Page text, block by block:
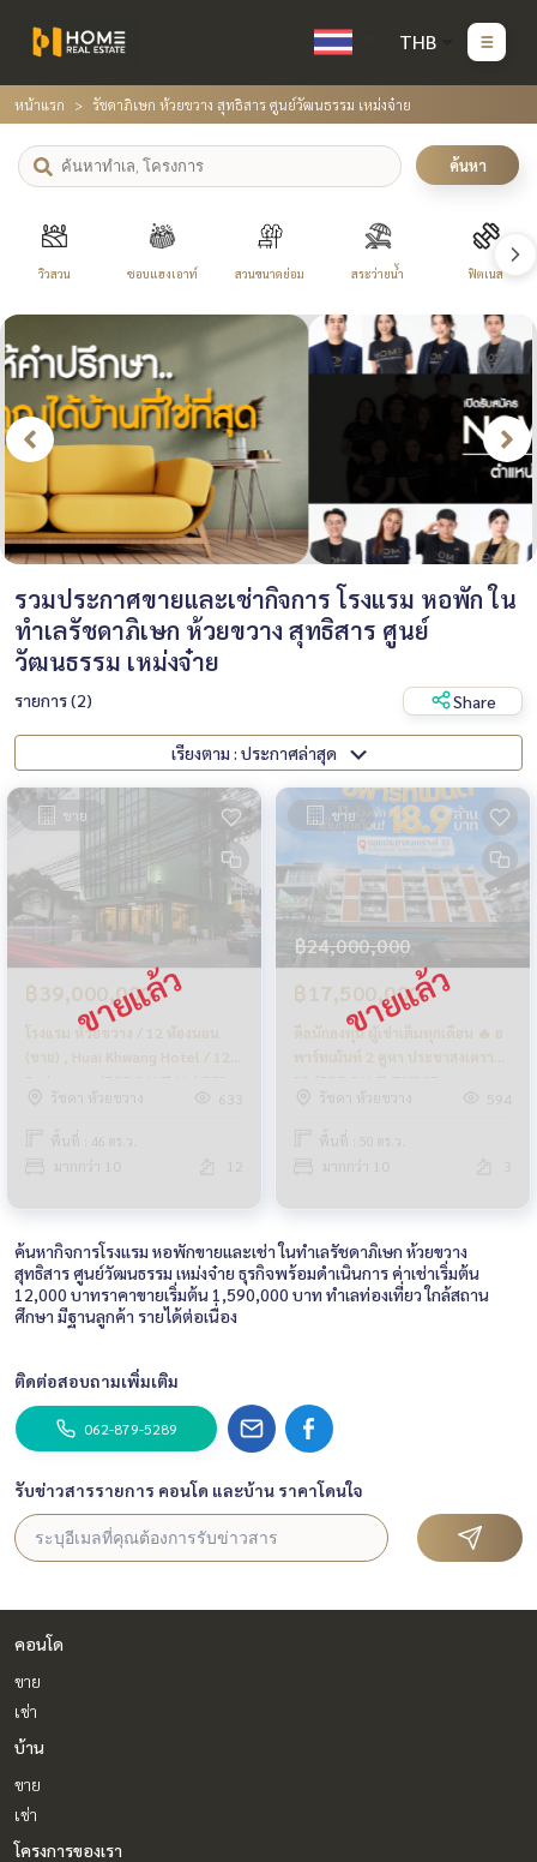
THB
หน้าแรก รัชดาภิเษก ห้วยขวาง สุทธิสาร ศูนย์วัฒนธรรม เหม่งจ๋าย
ค้นหา
วิวสวน ชอบแฮงเอาท์ สวนขนาดย่อม สระว่ายน้ำ ฟิตเนส
รวมประกาศขายและเช่ากิจการ โรงแรม หอพัก ใน
ทำเลรัชดาภิเษก ห้วยขวาง สุทธิสาร ศูนย์
วัฒนธรรม เหม่งจ๋าย
รายการ (2) Share
เรียงตาม : ประกาศล่าสุด
ขาย
฿39,000,000
โรงแรม ห้วยขวาง / 12 ห้องนอน
(ขาย) , Huai Khwang Hotel / 12
Bedrooms (FOR SALE) Nub553
รัชดา ห้วยขวาง
633
พื้นที่ : 46 ตร.ว.
มากกว่า 10
ขาย
฿24,000,000
฿17,500,000
ดีลนักลงทุน ผู้เช่าเต็มทุกเดือน 🔥 อ
พาร์ทเม้นท์ 2 คูหา ประชาสงเคราะห์
33 (FOR SALE) TIK305
รัชดา ห้วยขวาง
594
พื้นที่ : 50 ตร.ว.
มากกว่า 10
ค้นหากิจการโรงแรม หอพักขายและเช่า ในทำเลรัชดาภิเษก ห้วยขวาง
สุทธิสาร ศูนย์วัฒนธรรม เหม่งจ๋าย ธุรกิจพร้อมดำเนินการ ค่าเช่าเริ่มต้น
12,000 บาทราคาขายเริ่มต้น 1,590,000 บาท ทำเลท่องเที่ยว ใกล้สถาน
ศึกษา มีฐานลูกค้า รายได้ต่อเนื่อง
ติดต่อสอบถามเพิ่มเติม
062-879-5289
รับข่าวสารรายการ คอนโด และบ้าน ราคาโดนใจ
คอนโด
ขาย
เช่า
บ้าน
ขาย
เช่า
โครงการของเรา